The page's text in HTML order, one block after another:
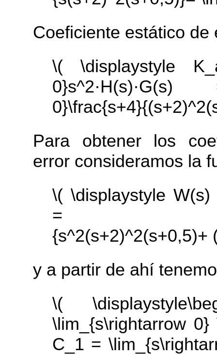
Coeficiente estático
\( \displaystyle
Para obtener los
error consideramos la
\( \displaystyle W(s)
=
{s^2(s+2)^2(s+0,5)+
y a partir de ahí
\(
\lim_{s\rightarrow
C_1 =